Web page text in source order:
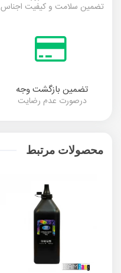
تضمین سلامت و کیفیت اجناس
تضمین بازگشت وجه
درصورت عدم رضایت
محصولات مرتبط